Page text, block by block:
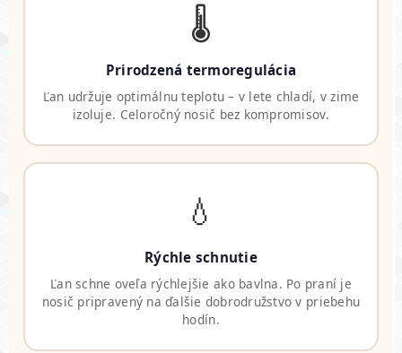
🌡️
Prirodzená termoregulácia
Ľan udržuje optimálnu teplotu – v lete chladí, v zime
izoluje. Celoročný nosič bez kompromisov.
💧
Rýchle schnutie
Ľan schne oveľa rýchlejšie ako bavlna. Po praní je
nosič pripravený na ďalšie dobrodružstvo v priebehu
hodín.